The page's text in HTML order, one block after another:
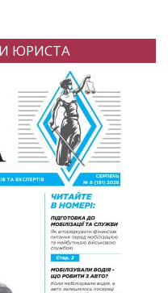
ЮРИСТА